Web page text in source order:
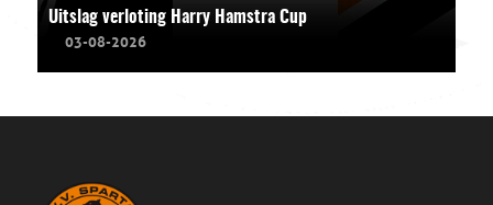
Uitslag verloting Harry Hamstra Cup
03-08-2026